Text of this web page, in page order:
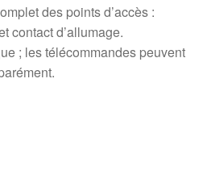
des points d’accès :
contact d’allumage.
; les télécommandes peuvent